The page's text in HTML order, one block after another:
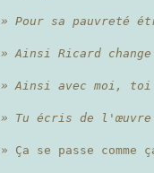
» Pour sa pauvreté
» Ainsi Ricard change
» Ainsi avec moi, toi
» Tu écris de
» Ça se passe